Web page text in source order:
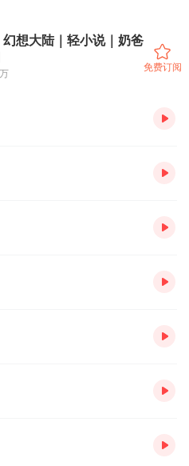
想大陆｜轻小说｜奶爸
免费订阅